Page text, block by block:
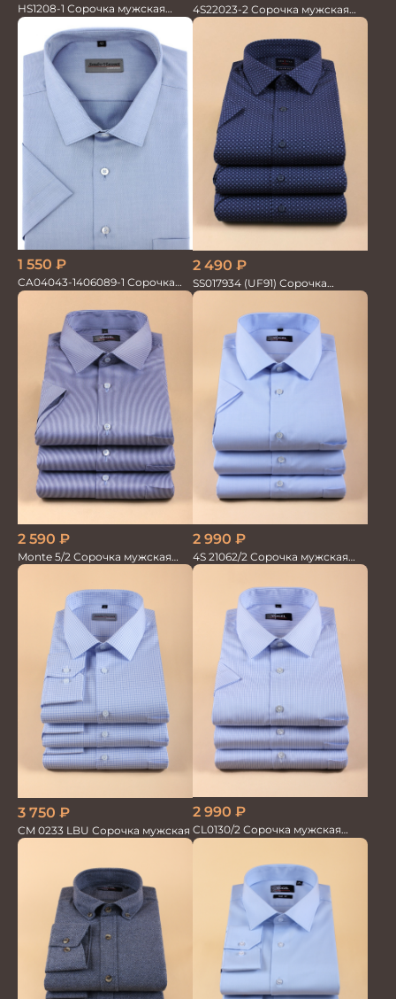
HS1208-1 Сорочка мужская
голубая мел.клетка
4S22023-2 Сорочка мужская
голубая
1 550 ₽
CA04043-1406089-1 Сорочка
мужская
2 490 ₽
SS017934 (UF91) Сорочка
мужская кор. рук. GROSTYLE
2 590 ₽
Monte 5/2 Сорочка мужская
кор.рукав
2 990 ₽
4S 21062/2 Сорочка мужская
кор.рукав бамбук
3 750 ₽
CM 0233 LBU Сорочка мужская
2 990 ₽
CL0130/2 Сорочка мужская
кор.рукав